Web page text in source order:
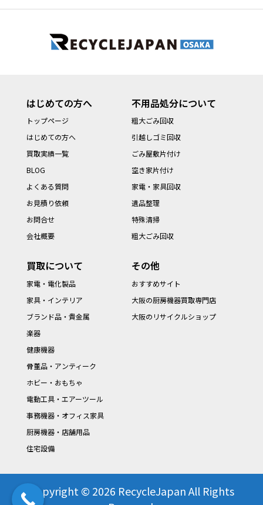
はじめての方へ
トップページ
はじめての方へ
買取実績一覧
BLOG
よくある質問
お見積り依頼
お問合せ
会社概要
不用品処分について
粗大ごみ回収
引越しゴミ回収
ごみ屋敷片付け
空き家片付け
家電・家具回収
遺品整理
特殊清掃
粗大ごみ回収
買取について
家電・電化製品
家具・インテリア
ブランド品・貴金属
楽器
健康機器
骨董品・アンティーク
ホビー・おもちゃ
電動工具・エアーツール
事務機器・オフィス家具
厨房機器・店舗用品
住宅設備
その他
おすすめサイト
大阪の厨房機器買取専門店
大阪のリサイクルショップ
Copyright © 2026 RecycleJapan All Rights